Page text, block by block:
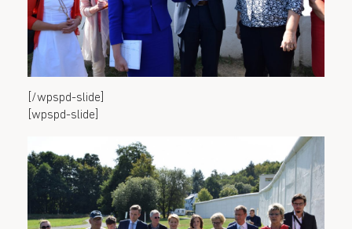
[/wpspd-slide]
[wpspd-slide]